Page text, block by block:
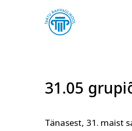
31.05
Tänasest, 31. maist